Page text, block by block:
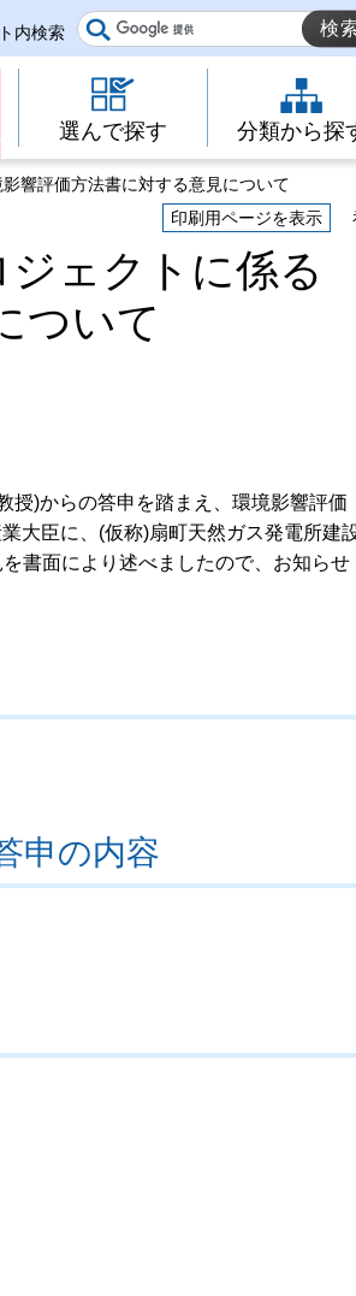
内検索
選んで探す 分類から探
響評価方法書に対する意見について
印刷用ページを表示
ェクトに係る
ついて
)からの答申を踏まえ、環境影響評価
大臣に、(仮称)扇町天然ガス発電所建
書面により述べましたので、お知らせ
申の内容